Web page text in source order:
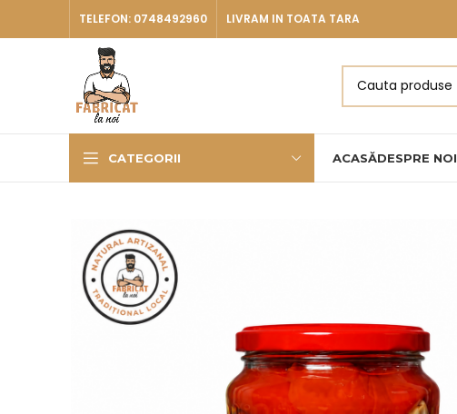
TELEFON: 0748492960 LIVRAM IN TOATA TARA
CATEGORII ACASĂDESPRE NOI